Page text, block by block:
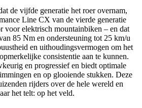
de vijfde generatie het roer overnam,
Line CX van de vierde generatie
voor elektrisch mountainbiken – en dat
85 Nm en ondersteuning tot 25 km/u
en uithoudingsvermogen om het
consistentie aan te kunnen.
en progressief en biedt optimale
en op glooiende stukken. Deze
rijders over de hele wereld en
het telt: op het veld.